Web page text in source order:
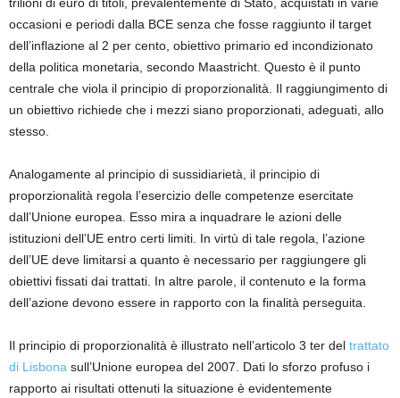
occasioni e periodi dalla BCE senza che fosse raggiunto il target
dell’inflazione al 2 per cento, obiettivo primario ed incondizionato
della politica monetaria, secondo Maastricht. Questo è il punto
centrale che viola il principio di proporzionalità. Il raggiungimento di
un obiettivo richiede che i mezzi siano proporzionati, adeguati, allo
stesso.
Analogamente al principio di sussidiarietà, il principio di
proporzionalità regola l’esercizio delle competenze esercitate
dall’Unione europea. Esso mira a inquadrare le azioni delle
istituzioni dell’UE entro certi limiti. In virtù di tale regola, l’azione
dell’UE deve limitarsi a quanto è necessario per raggiungere gli
obiettivi fissati dai trattati. In altre parole, il contenuto e la forma
dell’azione devono essere in rapporto con la finalità perseguita.
Il principio di proporzionalità è illustrato nell’articolo 3 ter del trattato
di Lisbona sull’Unione europea del 2007. Dati lo sforzo profuso i
rapporto ai risultati ottenuti la situazione è evidentemente